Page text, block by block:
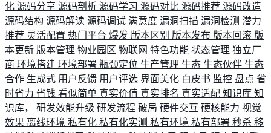
化 源码分享 源码剖析 源码学习 源码对比 源码推荐 源码改造
源码结构 源码解读 源码调试 满意度 漏洞扫描 漏洞检测 潜力
推荐 灵活配置 热门平台 爆发 版本区别 版本发布 版本回滚 版
本更新 版本管理 物业园区 物联网 特色功能 状态管理 独立厂
商 环境搭建 环境部署 瓶颈定位 生产管理 生态 生态伙伴 生态
合作 生成式 用户反馈 用户评选 界面美化 白皮书 监控 盘点 省
时省力 省钱 看似简单 真实价值 真实排名 真实适配 知识库 知
识库， 研发效能升级 研发流程 破局 硬件交互 硬核能力 视觉
效果 离线环境 私有化 私有化实测 私有环境 私有部署 秒杀 移